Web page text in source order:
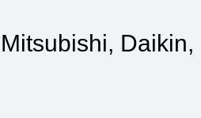
Mitsubishi,